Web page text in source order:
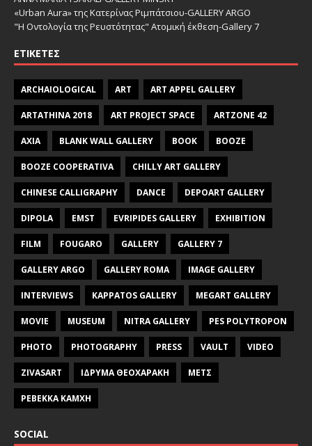
«Urban Aura» της Κατερίνας Ριμπάτσιου-GALLERY ARGO
"Η Οντολογία της Ρευστότητας" Ατομική έκθεση-Gallery 7
ΕΤΙΚΈΤΕΣ
ARCHAIOLOGICAL ART ART APPEL GALLERY
ARTATHINA 2018 ART PROJECT SPACE ARTZONE 42
AXIA BLANK WALL GALLERY BOOK BOOZE
BOOZE COOPERATIVA CHILLY ART GALLERY
CHINESE CALLIGRAPHY DANCE DEPOART GALLERY
DIPOLA EMST EVRIPIDES GALLERY EXHIBITION
FILM FOUGARO GALLERY GALLERY 7
GALLERY ARGO GALLERY ROMA IMAGE GALLERY
INTERVIEWS KAPPATOS GALLERY MEGART GALLERY
MOVIE MUSEUM NITRA GALLERY PES POLYTROPON
PHOTO PHOTOGRAPHY PRESS VAULT VIDEO
ZIVASART ΙΔΡΥΜΑ ΘΕΟΧΑΡΑΚΗ ΜΕΤΣ
ΡΕΒΕΚΚΑ ΚΑΜΧΗ
SOCIAL